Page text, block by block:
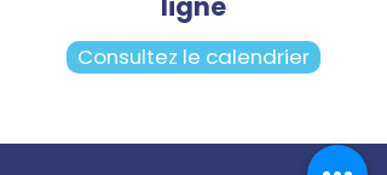
Consultez le calendrier